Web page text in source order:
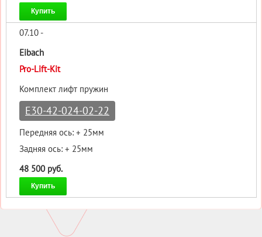
Купить
07.10 -
Eibach
Pro-Lift-Kit
Комплект лифт пружин
E30-42-024-02-22
Передняя ось: + 25мм
Задняя ось: + 25мм
48 500 руб.
Купить